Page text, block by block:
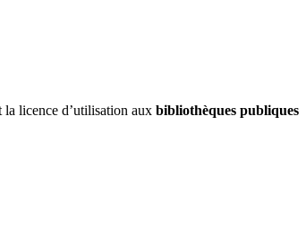
licence d’utilisation aux bibliothèques publiques